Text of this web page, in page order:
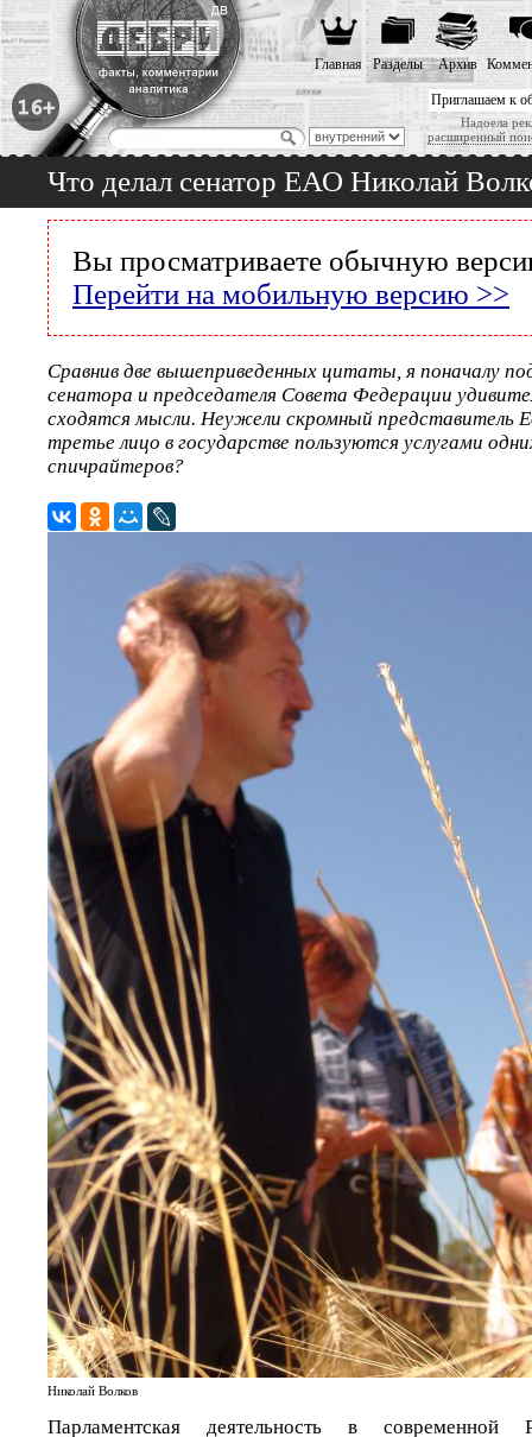
Приглашаем к
Надоела
расширенный
Главная Разделы Архив
Что делал сенатор ЕАО Николай
Вы просматриваете обычную
Перейти на мобильную версию >>
Сравнив две вышеприведенных цитаты, я поначалу
сенатора и председателя Совета Федерации
сходятся мысли. Неужели скромный представитель
третье лицо в государстве пользуются услугами
спичрайтеров?
Николай Волков
Парламентская деятельность в